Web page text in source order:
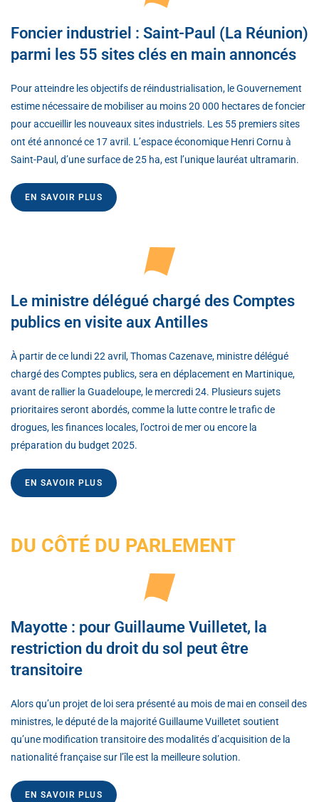
Foncier industriel : Saint-Paul (La Réunion)
parmi les 55 sites clés en main annoncés
Pour atteindre les objectifs de réindustrialisation, le Gouvernement
estime nécessaire de mobiliser au moins 20 000 hectares de foncier
pour accueillir les nouveaux sites industriels. Les 55 premiers sites
ont été annoncé ce 17 avril. L’espace économique Henri Cornu à
Saint-Paul, d’une surface de 25 ha, est l’unique lauréat ultramarin.
EN SAVOIR PLUS
Le ministre délégué chargé des Comptes
publics en visite aux Antilles
À partir de ce lundi 22 avril, Thomas Cazenave, ministre délégué
chargé des Comptes publics, sera en déplacement en Martinique,
avant de rallier la Guadeloupe, le mercredi 24. Plusieurs sujets
prioritaires seront abordés, comme la lutte contre le trafic de
drogues, les finances locales, l’octroi de mer ou encore la
préparation du budget 2025.
EN SAVOIR PLUS
DU CÔTÉ DU PARLEMENT
Mayotte : pour Guillaume Vuilletet, la
restriction du droit du sol peut être
transitoire
Alors qu’un projet de loi sera présenté au mois de mai en conseil des
ministres, le député de la majorité Guillaume Vuilletet soutient
qu’une modification transitoire des modalités d’acquisition de la
nationalité française sur l’île est la meilleure solution.
EN SAVOIR PLUS